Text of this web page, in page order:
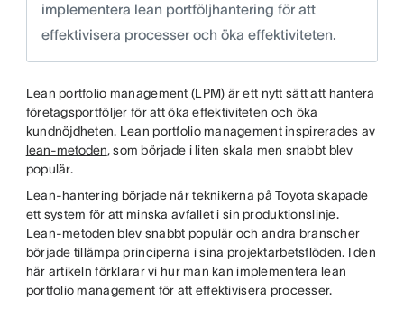
implementera lean portföljhantering för att
effektivisera processer och öka effektiviteten.
Lean portfolio management (LPM) är ett nytt sätt att hantera
företagsportföljer för att öka effektiviteten och öka
kundnöjdheten. Lean portfolio management inspirerades av
lean-metoden, som började i liten skala men snabbt blev
populär.
Lean-hantering började när teknikerna på Toyota skapade
ett system för att minska avfallet i sin produktionslinje.
Lean-metoden blev snabbt populär och andra branscher
började tillämpa principerna i sina projektarbetsflöden. I den
här artikeln förklarar vi hur man kan implementera lean
portfolio management för att effektivisera processer.